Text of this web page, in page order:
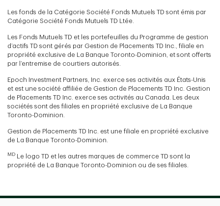
Les fonds de la Catégorie Société Fonds Mutuels TD sont émis par
Catégorie Société Fonds Mutuels TD Ltée.
Les Fonds Mutuels TD et les portefeuilles du Programme de gestion
d’actifs TD sont gérés par Gestion de Placements TD Inc., filiale en
propriété exclusive de La Banque Toronto-Dominion, et sont offerts
par l’entremise de courtiers autorisés.
Epoch Investment Partners, Inc. exerce ses activités aux États-Unis
et est une société affiliée de Gestion de Placements TD Inc. Gestion
de Placements TD Inc. exerce ses activités au Canada. Les deux
sociétés sont des filiales en propriété exclusive de La Banque
Toronto-Dominion.
Gestion de Placements TD Inc. est une filiale en propriété exclusive
de La Banque Toronto-Dominion.
MD
Le logo TD et les autres marques de commerce TD sont la
propriété de La Banque Toronto-Dominion ou de ses filiales.